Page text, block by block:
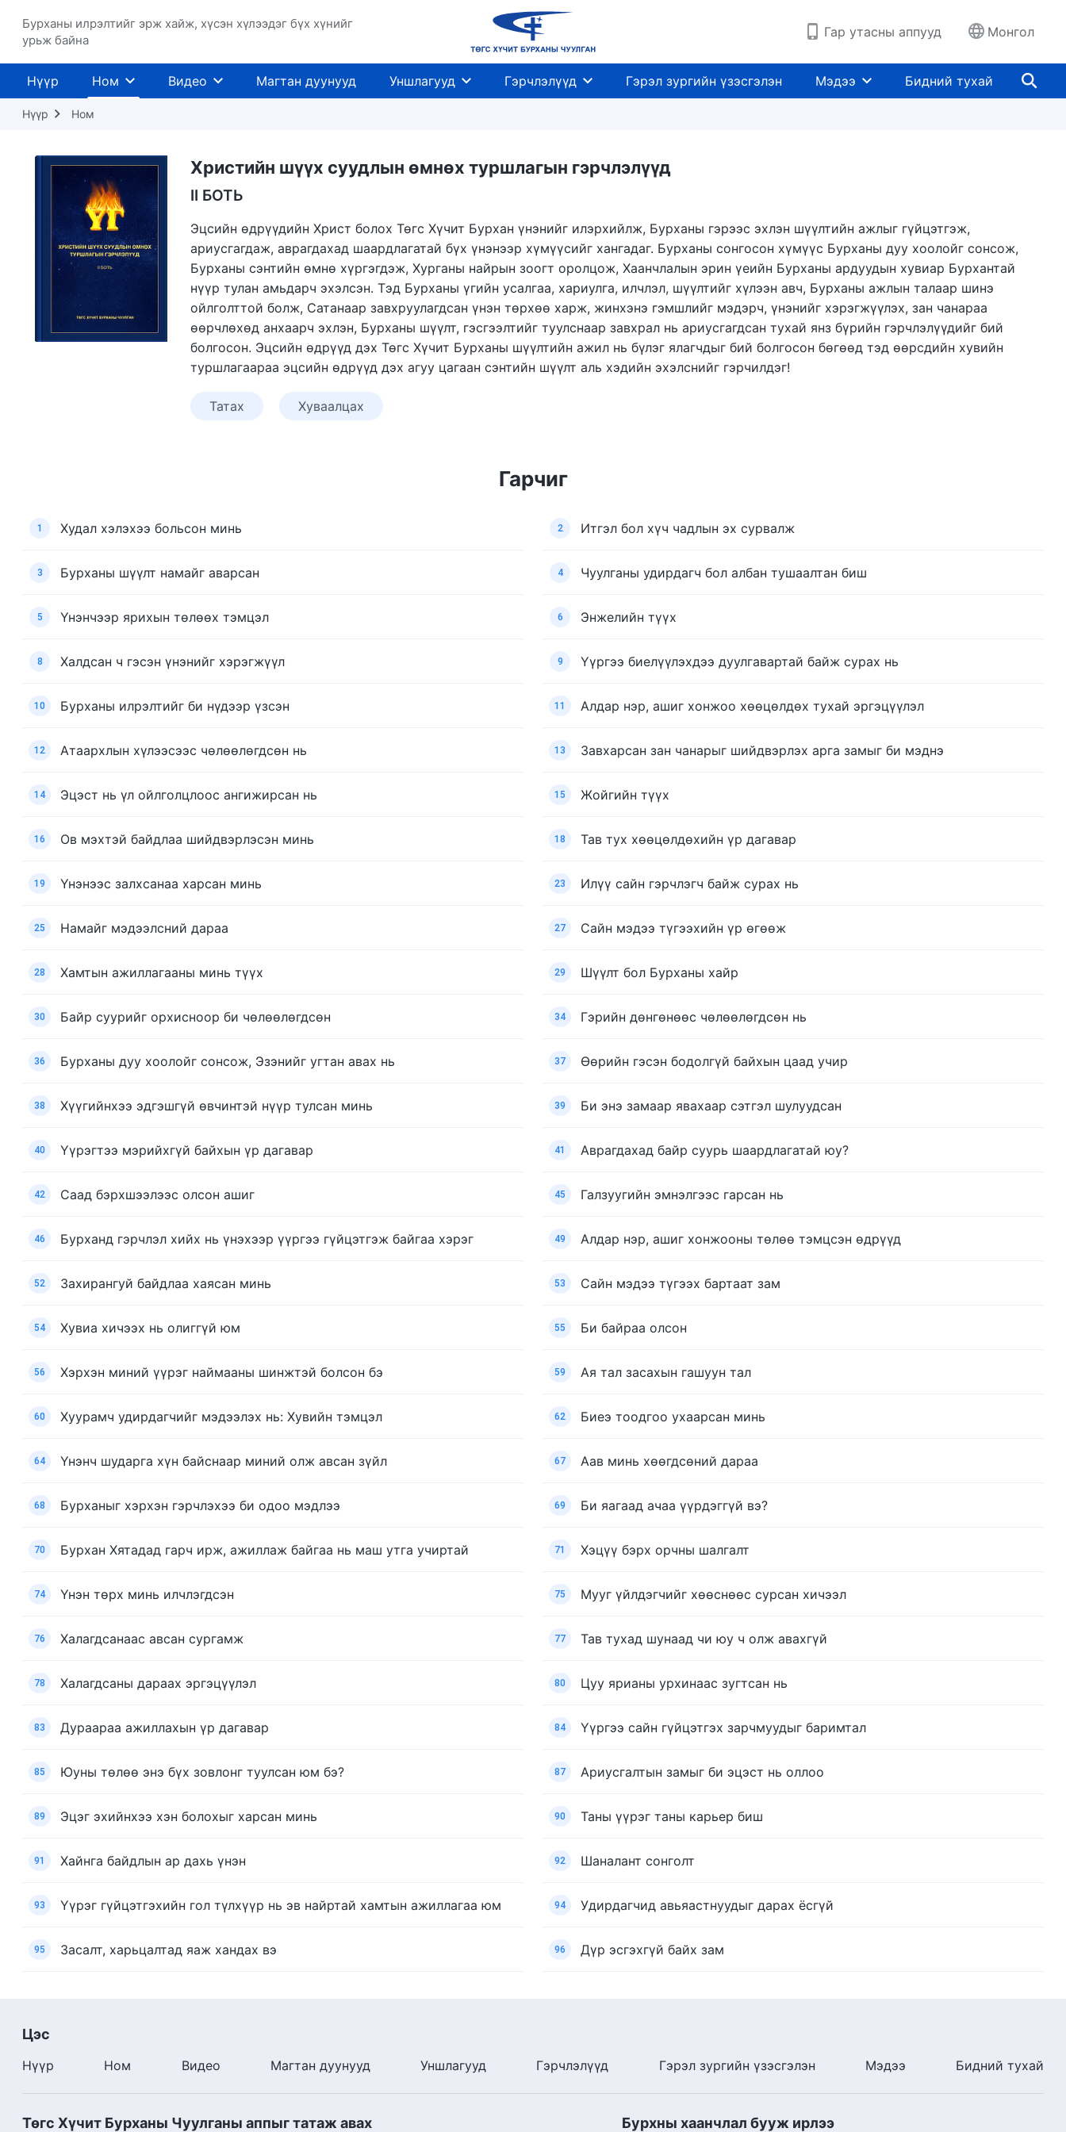
Бурханы илрэлтийг эрж хайж, хүсэн хүлээдэг бүх хүнийг
урьж байна
Гар утасны аппууд Монгол
Нүүр Ном Видео Магтан дуунууд Уншлагууд Гэрчлэлүүд Гэрэл зургийн үзэсгэлэн Мэдээ Бидний тухай
Нүүр Ном
Христийн шүүх суудлын өмнөх туршлагын гэрчлэлүүд
II БОТЬ
Эцсийн өдрүүдийн Христ болох Төгс Хүчит Бурхан үнэнийг илэрхийлж, Бурханы гэрээс эхлэн шүүлтийн ажлыг гүйцэтгэж,
ариусгагдаж, аврагдахад шаардлагатай бүх үнэнээр хүмүүсийг хангадаг. Бурханы сонгосон хүмүүс Бурханы дуу хоолойг сонсож,
Бурханы сэнтийн өмнө хүргэгдэж, Хурганы найрын зоогт оролцож, Хаанчлалын эрин үеийн Бурханы ардуудын хувиар Бурхантай
нүүр тулан амьдарч эхэлсэн. Тэд Бурханы үгийн усалгаа, хариулга, илчлэл, шүүлтийг хүлээн авч, Бурханы ажлын талаар шинэ
ойлголттой болж, Сатанаар завхруулагдсан үнэн төрхөө харж, жинхэнэ гэмшлийг мэдэрч, үнэнийг хэрэгжүүлэх, зан чанараа
өөрчлөхөд анхаарч эхлэн, Бурханы шүүлт, гэсгээлтийг туулснаар завхрал нь ариусгагдсан тухай янз бүрийн гэрчлэлүүдийг бий
болгосон. Эцсийн өдрүүд дэх Төгс Хүчит Бурханы шүүлтийн ажил нь бүлэг ялагчдыг бий болгосон бөгөөд тэд өөрсдийн хувийн
туршлагаараа эцсийн өдрүүд дэх агуу цагаан сэнтийн шүүлт аль хэдийн эхэлснийг гэрчилдэг!
Татах Хуваалцах
Гарчиг
1 Худал хэлэхээ больсон минь 2 Итгэл бол хүч чадлын эх сурвалж
3 Бурханы шүүлт намайг аварсан 4 Чуулганы удирдагч бол албан тушаалтан биш
5 Үнэнчээр ярихын төлөөх тэмцэл 6 Энжелийн түүх
8 Халдсан ч гэсэн үнэнийг хэрэгжүүл 9 Үүргээ биелүүлэхдээ дуулгавартай байж сурах нь
10 Бурханы илрэлтийг би нүдээр үзсэн 11 Алдар нэр, ашиг хонжоо хөөцөлдөх тухай эргэцүүлэл
12 Атаархлын хүлээсээс чөлөөлөгдсөн нь 13 Завхарсан зан чанарыг шийдвэрлэх арга замыг би мэднэ
14 Эцэст нь үл ойлголцлоос ангижирсан нь 15 Жойгийн түүх
16 Ов мэхтэй байдлаа шийдвэрлэсэн минь 18 Тав тух хөөцөлдөхийн үр дагавар
19 Үнэнээс залхсанаа харсан минь 23 Илүү сайн гэрчлэгч байж сурах нь
25 Намайг мэдээлсний дараа 27 Сайн мэдээ түгээхийн үр өгөөж
28 Хамтын ажиллагааны минь түүх 29 Шүүлт бол Бурханы хайр
30 Байр суурийг орхисноор би чөлөөлөгдсөн 34 Гэрийн дөнгөнөөс чөлөөлөгдсөн нь
36 Бурханы дуу хоолойг сонсож, Эзэнийг угтан авах нь 37 Өөрийн гэсэн бодолгүй байхын цаад учир
38 Хүүгийнхээ эдгэшгүй өвчинтэй нүүр тулсан минь 39 Би энэ замаар явахаар сэтгэл шулуудсан
40 Үүрэгтээ мэрийхгүй байхын үр дагавар 41 Аврагдахад байр суурь шаардлагатай юу?
42 Саад бэрхшээлээс олсон ашиг 45 Галзуугийн эмнэлгээс гарсан нь
46 Бурханд гэрчлэл хийх нь үнэхээр үүргээ гүйцэтгэж байгаа хэрэг 49 Алдар нэр, ашиг хонжооны төлөө тэмцсэн өдрүүд
52 Захирангуй байдлаа хаясан минь 53 Сайн мэдээ түгээх бартаат зам
54 Хувиа хичээх нь олиггүй юм 55 Би байраа олсон
56 Хэрхэн миний үүрэг наймааны шинжтэй болсон бэ 59 Ая тал засахын гашуун тал
60 Хуурамч удирдагчийг мэдээлэх нь: Хувийн тэмцэл 62 Биеэ тоодгоо ухаарсан минь
64 Үнэнч шударга хүн байснаар миний олж авсан зүйл 67 Аав минь хөөгдсөний дараа
68 Бурханыг хэрхэн гэрчлэхээ би одоо мэдлээ 69 Би яагаад ачаа үүрдэггүй вэ?
70 Бурхан Хятадад гарч ирж, ажиллаж байгаа нь маш утга учиртай 71 Хэцүү бэрх орчны шалгалт
74 Үнэн төрх минь илчлэгдсэн 75 Мууг үйлдэгчийг хөөснөөс сурсан хичээл
76 Халагдсанаас авсан сургамж 77 Тав тухад шунаад чи юу ч олж авахгүй
78 Халагдсаны дараах эргэцүүлэл 80 Цуу ярианы урхинаас зугтсан нь
83 Дураараа ажиллахын үр дагавар 84 Үүргээ сайн гүйцэтгэх зарчмуудыг баримтал
85 Юуны төлөө энэ бүх зовлонг туулсан юм бэ? 87 Ариусгалтын замыг би эцэст нь оллоо
89 Эцэг эхийнхээ хэн болохыг харсан минь 90 Таны үүрэг таны карьер биш
91 Хайнга байдлын ар дахь үнэн 92 Шаналант сонголт
93 Үүрэг гүйцэтгэхийн гол түлхүүр нь эв найртай хамтын ажиллагаа юм 94 Удирдагчид авьяастнуудыг дарах ёсгүй
95 Засалт, харьцалтад яаж хандах вэ 96 Дүр эсгэхгүй байх зам
Цэс
Нүүр Ном Видео Магтан дуунууд Уншлагууд Гэрчлэлүүд Гэрэл зургийн үзэсгэлэн Мэдээ Бидний тухай
Төгс Хүчит Бурханы Чуулганы аппыг татаж авах Бурхны хаанчлал бууж ирлээ